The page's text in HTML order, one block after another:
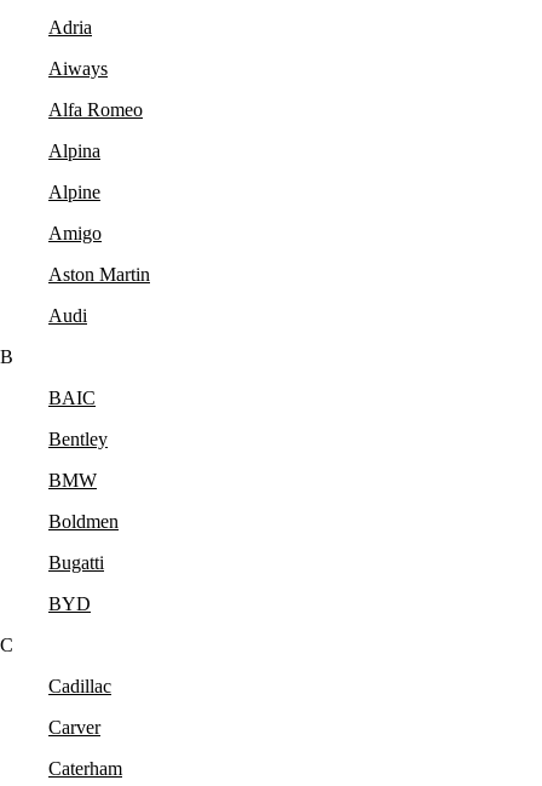
Adria
Aiways
Alfa Romeo
Alpina
Alpine
Amigo
Aston Martin
Audi
B
BAIC
Bentley
BMW
Boldmen
Bugatti
BYD
C
Cadillac
Carver
Caterham